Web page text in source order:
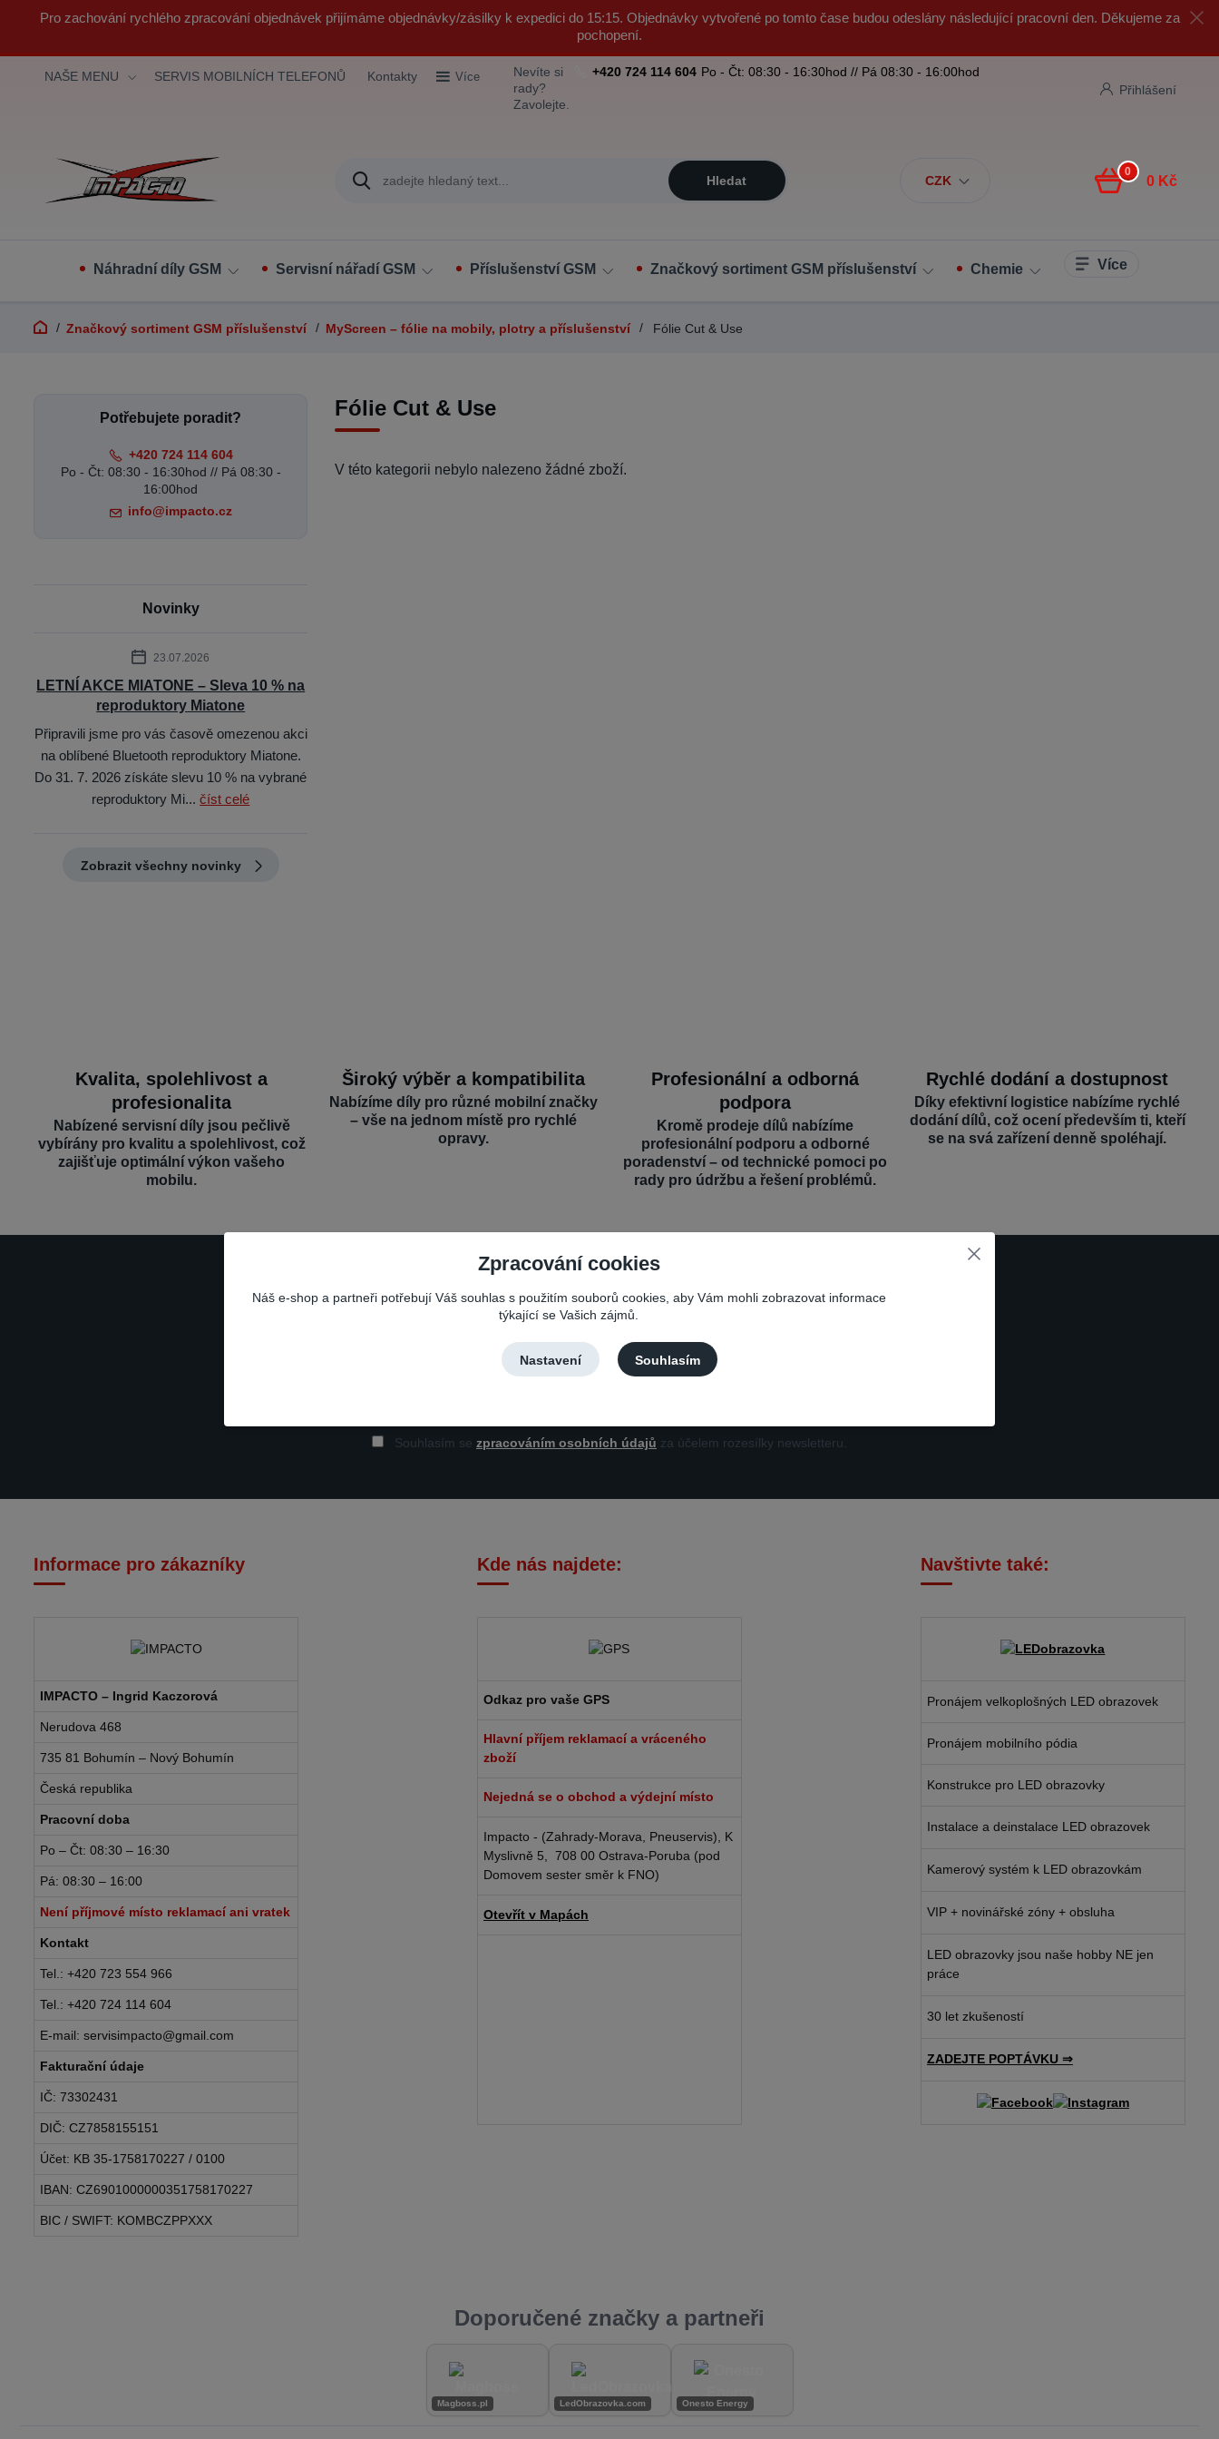
Pro zachování rychlého zpracování objednávek přijímáme objednávky/zásilky k expedici do 15:15. Objednávky vytvořené po tomto čase budou odeslány následující pracovní den. Děkujeme za
pochopení.
NAŠE MENU SERVIS MOBILNÍCH TELEFONŮ Kontakty Více
CZK
Přihlášení
Hledat
Nevíte si
rady?
Zavolejte.
+420 724 114 604 Po - Čt: 08:30 - 16:30hod // Pá 08:30 - 16:00hod
0
0 Kč
Náhradní díly GSM Servisní nářadí GSM Příslušenství GSM Značkový sortiment GSM příslušenství Chemie Více
Značkový sortiment GSM příslušenství MyScreen – fólie na mobily, plotry a příslušenství Fólie Cut & Use
Fólie Cut & Use
V této kategorii nebylo nalezeno žádné zboží.
Potřebujete poradit?
+420 724 114 604
Po - Čt: 08:30 - 16:30hod // Pá 08:30 -
16:00hod
info@impacto.cz
Novinky
23.07.2026
LETNÍ AKCE MIATONE – Sleva 10 % na
reproduktory Miatone
Připravili jsme pro vás časově omezenou akci
na oblíbené Bluetooth reproduktory Miatone.
Do 31. 7. 2026 získáte slevu 10 % na vybrané
reproduktory Mi...číst celé
Zobrazit všechny novinky
Kvalita, spolehlivost a
profesionalita
Nabízené servisní díly jsou pečlivě
vybírány pro kvalitu a spolehlivost, což
zajišťuje optimální výkon vašeho
mobilu.
Široký výběr a kompatibilita
Nabízíme díly pro různé mobilní značky
– vše na jednom místě pro rychlé
opravy.
Profesionální a odborná
podpora
Kromě prodeje dílů nabízíme
profesionální podporu a odborné
poradenství – od technické pomoci po
rady pro údržbu a řešení problémů.
Rychlé dodání a dostupnost
Díky efektivní logistice nabízíme rychlé
dodání dílů, což ocení především ti, kteří
se na svá zařízení denně spoléhají.
Nepropásněte novinky, akce a slevy!
Souhlasím se zpracováním osobních údajů za účelem rozesílky newsletteru.
Informace pro zákazníky
IMPACTO – Ingrid Kaczorová
Nerudova 468
735 81 Bohumín – Nový Bohumín
Česká republika
Pracovní doba
Po – Čt: 08:30 – 16:30
Pá: 08:30 – 16:00
Není příjmové místo reklamací ani vratek
Kontakt
Tel.: +420 723 554 966
Tel.: +420 724 114 604
E-mail: servisimpacto@gmail.com
Fakturační údaje
IČ: 73302431
DIČ: CZ7858155151
Účet: KB 35-1758170227 / 0100
IBAN: CZ6901000000351758170227
BIC / SWIFT: KOMBCZPPXXX
Kde nás najdete:
Odkaz pro vaše GPS
Hlavní příjem reklamací a vráceného
zboží
Nejedná se o obchod a výdejní místo
Impacto - (Zahrady-Morava, Pneuservis), K
Myslivně 5, 708 00 Ostrava-Poruba (pod
Domovem sester směr k FNO)
Otevřít v Mapách
Navštivte také:
Pronájem velkoplošných LED obrazovek
Pronájem mobilního pódia
Konstrukce pro LED obrazovky
Instalace a deinstalace LED obrazovek
Kamerový systém k LED obrazovkám
VIP + novinářské zóny + obsluha
LED obrazovky jsou naše hobby NE jen
práce
30 let zkušeností
ZADEJTE POPTÁVKU ⇒
Doporučené značky a partneři
Magboss.pl LedObrazovka.com Onesto Energy
Zpracování cookies
Náš e-shop a partneři potřebují Váš souhlas s použitím souborů cookies, aby Vám mohli zobrazovat informace
týkající se Vašich zájmů.
Nastavení Souhlasím